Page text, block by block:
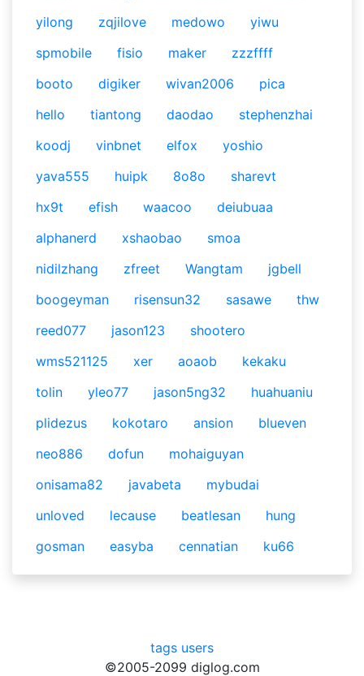
yilong
zqjilove medowo
yiwu
spmobile
fisio maker
zzzffff
booto
digiker wivan2006
pica
hello
tiantong daodao
stephenzhai
koodj
vinbnet elfox
yoshio
yava555
huipk 8o8o
sharevt
hx9t
efish waacoo
deiubuaa
alphanerd
xshaobao
smoa
nidilzhang
zfreet Wangtam
jgbell
boogeyman
risensun32 sasawe
thw
reed077
jason123
shootero
wms521125
xer aoaob
kekaku
tolin
yleo77 jason5ng32
huahuaniu
plidezus
kokotaro ansion
blueven
neo886
dofun
mohaiguyan
onisama82
javabeta
mybudai
unloved
lecause beatlesan
hung
gosman
easyba cennatian ku66
tags users
©2005-2099 diglog.com